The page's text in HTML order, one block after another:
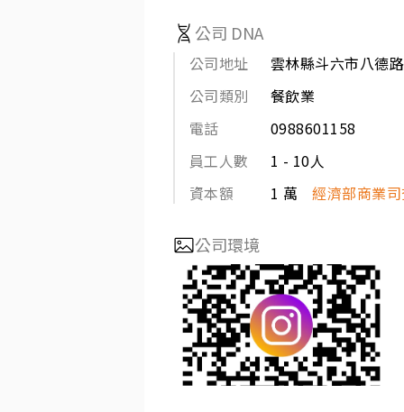
公司 DNA
公司地址
雲林縣斗六市八德
公司類別
餐飲業
電話
0988601158
員工人數
1 - 10人
資本額
1 萬 經濟部商業
公司環境